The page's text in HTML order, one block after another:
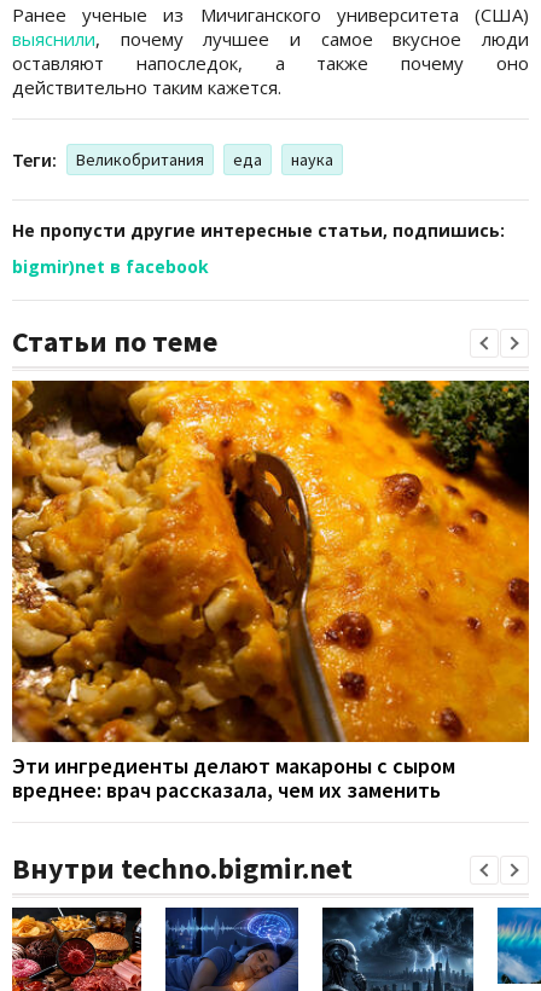
Ранее ученые из Мичиганского университета (США)
выяснили, почему лучшее и самое вкусное люди
оставляют напоследок, а также почему оно
действительно таким кажется.
Теги: Великобритания еда наука
Не пропусти другие интересные статьи, подпишись:
bigmir)net в facebook
Статьи по теме
Эти ингредиенты делают макароны с сыром
вреднее: врач рассказала, чем их заменить
Внутри techno.bigmir.net